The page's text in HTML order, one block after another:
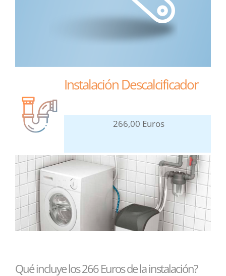
Instalación Descalcificador
266,00 Euros
Qué incluye los 266 Euros de la instalación?